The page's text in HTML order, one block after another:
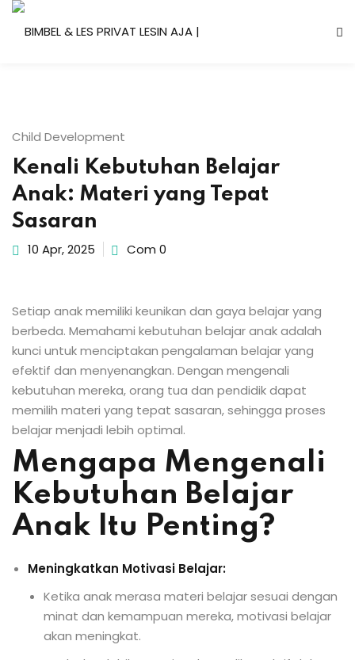
Skip
Child Development
Kenali Kebutuhan Belajar
Anak: Materi yang Tepat
Sasaran
10 Apr, 2025 Com 0
Setiap anak memiliki keunikan dan gaya belajar yang
berbeda. Memahami kebutuhan belajar anak adalah
kunci untuk menciptakan pengalaman belajar yang
efektif dan menyenangkan. Dengan mengenali
kebutuhan mereka, orang tua dan pendidik dapat
memilih materi yang tepat sasaran, sehingga proses
belajar menjadi lebih optimal.
Mengapa Mengenali
Kebutuhan Belajar
Anak Itu Penting?
Meningkatkan Motivasi Belajar:
Ketika anak merasa materi belajar sesuai dengan
minat dan kemampuan mereka, motivasi belajar
akan meningkat.